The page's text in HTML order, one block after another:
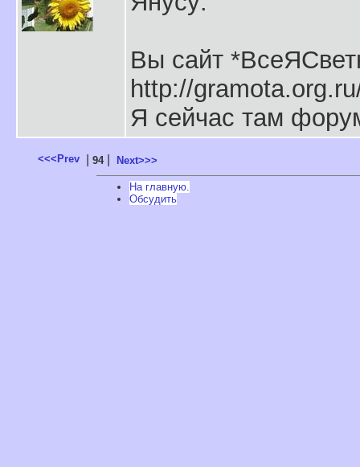
Вы сайт
http://
Я сейчас там
<<<Prev 94| Next>>>
На главную.
Обсудить